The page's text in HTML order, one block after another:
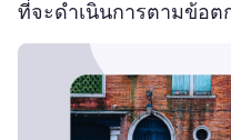
ที่จะดำเนินการตามข้อต